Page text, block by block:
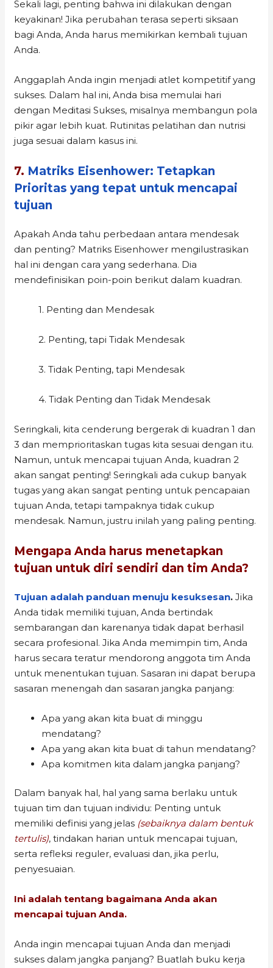
Sekali lagi, penting bahwa ini dilakukan dengan
keyakinan! Jika perubahan terasa seperti siksaan
bagi Anda, Anda harus memikirkan kembali tujuan
Anda.
Anggaplah Anda ingin menjadi atlet kompetitif yang
sukses. Dalam hal ini, Anda bisa memulai hari
dengan Meditasi Sukses, misalnya membangun pola
pikir agar lebih kuat. Rutinitas pelatihan dan nutrisi
juga sesuai dalam kasus ini.
7. Matriks Eisenhower: Tetapkan
Prioritas yang tepat untuk mencapai
tujuan
Apakah Anda tahu perbedaan antara mendesak
dan penting? Matriks Eisenhower mengilustrasikan
hal ini dengan cara yang sederhana. Dia
mendefinisikan poin-poin berikut dalam kuadran.
1. Penting dan Mendesak
2. Penting, tapi Tidak Mendesak
3. Tidak Penting, tapi Mendesak
4. Tidak Penting dan Tidak Mendesak
Seringkali, kita cenderung bergerak di kuadran 1 dan
3 dan memprioritaskan tugas kita sesuai dengan itu.
Namun, untuk mencapai tujuan Anda, kuadran 2
akan sangat penting! Seringkali ada cukup banyak
tugas yang akan sangat penting untuk pencapaian
tujuan Anda, tetapi tampaknya tidak cukup
mendesak. Namun, justru inilah yang paling penting.
Mengapa Anda harus menetapkan
tujuan untuk diri sendiri dan tim Anda?
Tujuan adalah panduan menuju kesuksesan. Jika
Anda tidak memiliki tujuan, Anda bertindak
sembarangan dan karenanya tidak dapat berhasil
secara profesional. Jika Anda memimpin tim, Anda
harus secara teratur mendorong anggota tim Anda
untuk menentukan tujuan. Sasaran ini dapat berupa
sasaran menengah dan sasaran jangka panjang:
Apa yang akan kita buat di minggu
mendatang?
Apa yang akan kita buat di tahun mendatang?
Apa komitmen kita dalam jangka panjang?
Dalam banyak hal, hal yang sama berlaku untuk
tujuan tim dan tujuan individu: Penting untuk
memiliki definisi yang jelas (sebaiknya dalam bentuk
tertulis), tindakan harian untuk mencapai tujuan,
serta refleksi reguler, evaluasi dan, jika perlu,
penyesuaian.
Ini adalah tentang bagaimana Anda akan
mencapai tujuan Anda.
Anda ingin mencapai tujuan Anda dan menjadi
sukses dalam jangka panjang? Buatlah buku kerja